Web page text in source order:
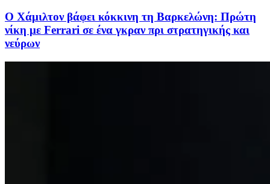
Ο Χάμιλτον βάφει κόκκινη τη Βαρκελώνη: Πρώτη
νίκη με Ferrari σε ένα γκραν πρι στρατηγικής και
νεύρων